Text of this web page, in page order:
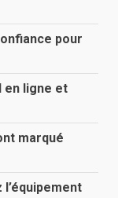
pour
en ligne et
marqué